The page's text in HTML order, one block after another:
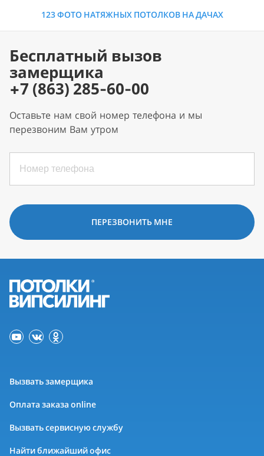
123 ФОТО НАТЯЖНЫХ ПОТОЛКОВ НА ДАЧАХ
Бесплатный вызов
замерщика
+7 (863) 285-60-00
Оставьте нам свой номер телефона и мы
перезвоним Вам утром
ПЕРЕЗВОНИТЬ МНЕ
Вызвать замерщика
Оплата заказа online
Вызвать сервисную службу
Найти ближайший офис